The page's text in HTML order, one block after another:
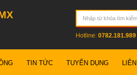
Hotline:
TIN TỨC TUYỂN DỤNG